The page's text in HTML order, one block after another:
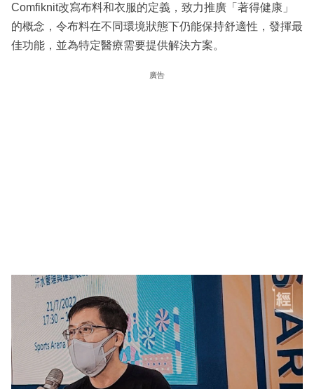
Comfiknit改寫布料和衣服的定義，致力推廣「著得健康」
的概念，令布料在不同環境狀態下仍能保持舒適性，發揮最
佳功能，並為特定醫療需要提供解決方案。
廣告